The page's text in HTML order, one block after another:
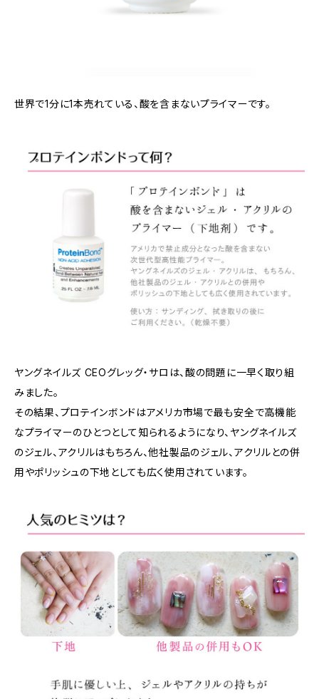
世界で1分に1本売れている、酸を含まないプライマーです。
ヤングネイルズ CEOグレッグ・サロは、酸の問題に一早く取り組
みました。
その結果、プロテインボンドはアメリカ市場で最も安全で高機能
なプライマーのひとつとして知られるようになり、ヤングネイルズ
のジェル、アクリルはもちろん、他社製品のジェル、アクリルとの併
用やポリッシュの下地としても広く使用されています。